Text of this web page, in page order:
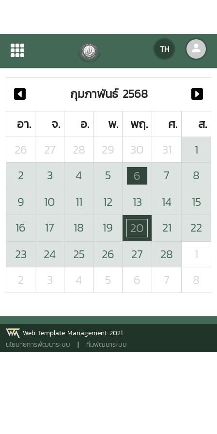
TH
ปฏิทินกิจกรรมของหน่วยงาน
ปฏิทินกิจกรรมของหน่วยงาน
กุมภาพันธ์ 2568
อา.
จ. อ. พ. พฤ. ศ.
ส.
26
27 28 29 30 31
1
2
3 4 5 6 7
8
9
10 11 12 13 14
15
16
17 18 19 20 21
22
23
24 25 26 27 28
1
2
3 4 5 6 7 8
Web Template Management 2021
นโยบายการพัฒนาระบบ | ทีมพัฒนาระบบ